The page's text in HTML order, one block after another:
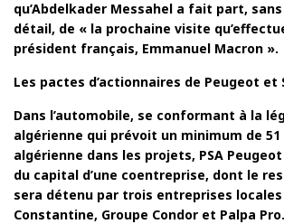
qu’Abdelkader Messahel a fait part,
détail, de « la prochaine visite
président français, Emmanuel Macron ».
Les pactes d’actionnaires de Peugeot et
Dans l’automobile, se conformant à la
algérienne qui prévoit un minimum de
algérienne dans les projets, PSA
du capital d’une coentreprise, dont le
sera détenu par trois entreprises locales
Constantine, Groupe Condor et Palpa